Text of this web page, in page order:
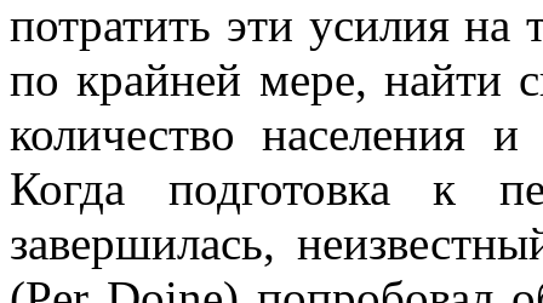
потратить эти усилия
по крайней мере, найти
количество населения
Когда подготовка к
завершилась,